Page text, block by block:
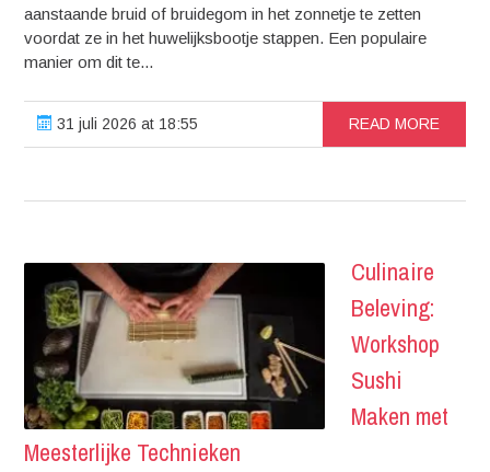
aanstaande bruid of bruidegom in het zonnetje te zetten
voordat ze in het huwelijksbootje stappen. Een populaire
manier om dit te...
31 juli 2026 at 18:55 READ MORE
Culinaire
Beleving:
Workshop
Sushi
Maken met
Meesterlijke Technieken